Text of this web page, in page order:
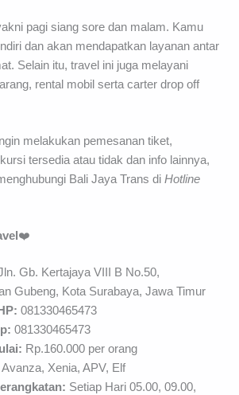
pagi siang sore dan malam. Kamu
dan akan mendapatkan layanan antar
Selain itu, travel ini juga melayani
rental mobil serta carter drop off
melakukan pemesanan tiket,
tersedia atau tidak dan info lainnya,
Bali Jaya Trans diHotline
❤️
Gb. Kertajaya VIII B No.50,
Gubeng, Kota Surabaya, Jawa Timur
081330465473
081330465473
Rp.160.000 per orang
Avanza, Xenia, APV, Elf
Setiap Hari 05.00, 09.00,